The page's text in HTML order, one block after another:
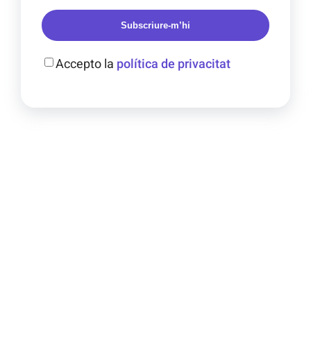
Subscriure-m’hi
Accepto la política de privacitat